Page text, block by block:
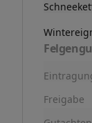
Freigabe